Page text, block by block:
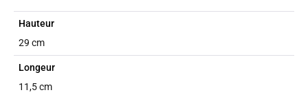
Hauteur
29 cm
Longeur
11,5 cm